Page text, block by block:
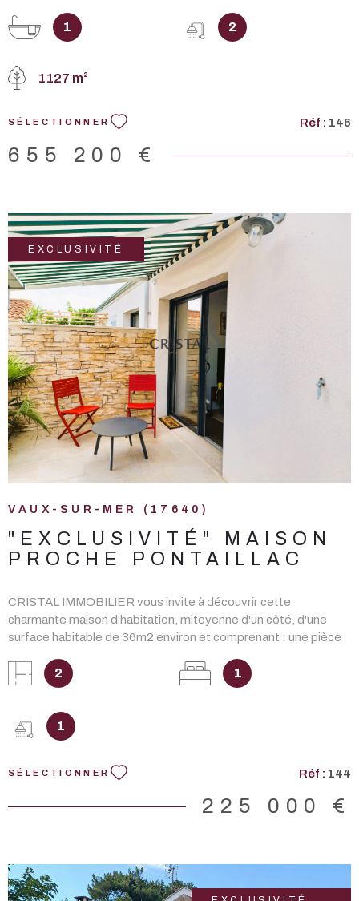
avec un insert singulier, ouverte à l'intérieur sur un grand patio
central qui apporte une belle dynamique à l'ensemble et à
complètent cet espace de réception. Côté nuit, une suite
salle d'eau privative, une 3è chambre avec salle d'eau
disposant d'un double accès dont bénéficie la 4è grande
chambre. Deux WC indépendants avec lave-mains. Un garage
arboré, plat, clos et sans vis-à-vis. DONT honoraires 4 % à la
charge du ACQUEREUR. Les informations sur les risques
auxquels ce bien est exposé sont disponibles sur le site
Géorisques : www.georisques.gouv.fr.
1 2
1127 m²
SÉLECTIONNER Réf : 146
655 200 €
VAUX-SUR-MER (17640)
"EXCLUSIVITÉ" MAISON
PROCHE PONTAILLAC
CRISTAL IMMOBILIER vous invite à découvrir cette
charmante maison d'habitation, mitoyenne d'un côté, d'une
surface habitable de 36m2 environ et comprenant : une pièce
une terrasse de 15,80m² avec store banne, une chambre avec
son dressing, salle d'eau avec wc. Une place de stationnement
une allée commune de 106m2. DONT honoraires 4.65 % à la
charge de l'ACQUÉREUR. Les informations sur les risques
Géorisques : www.georisques.gouv.fr.
2 1
1
SÉLECTIONNER Réf : 144
225 000 €
EXCLUSIVITÉ
VOIR LE BIEN